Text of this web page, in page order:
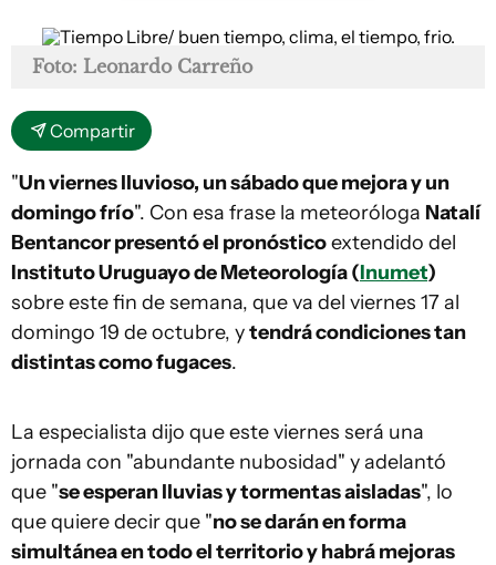
Foto: Leonardo Carreño
Compartir
"Un viernes lluvioso, un sábado que mejora y un
domingo frío". Con esa frase la meteoróloga Natalí
Bentancor presentó el pronósticoextendido del
Instituto Uruguayo de Meteorología (Inumet)
sobre este fin de semana, que va del viernes 17 al
domingo 19 de octubre, ytendrá condiciones tan
distintas como fugaces.
La especialista dijo que este viernes será una
jornada con "abundante nubosidad" y adelantó
que "se esperan lluvias y tormentas aisladas", lo
que quiere decir que "no se darán en forma
simultánea en todo el territorio y habrá mejoras